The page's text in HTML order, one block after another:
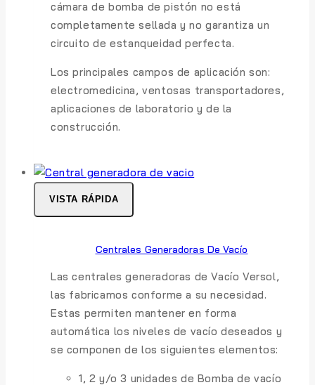
cámara de bomba de pistón no está
completamente sellada y no garantiza un
circuito de estanqueidad perfecta.
Los principales campos de aplicación son:
electromedicina, ventosas transportadores,
aplicaciones de laboratorio y de la
construcción.
VISTA RÁPIDA
Centrales Generadoras De Vacío
Las centrales generadoras de Vacío Versol,
las fabricamos conforme a su necesidad.
Estas permiten mantener en forma
automática los niveles de vacío deseados y
se componen de los siguientes elementos:
1, 2 y/o 3 unidades de Bomba de vacío